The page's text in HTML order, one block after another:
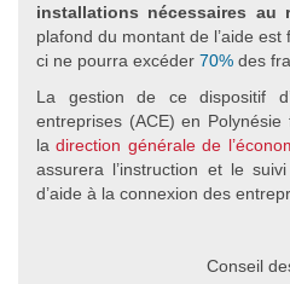
installations nécessaires au
plafond du montant de l’aide est
ci ne pourra excéder 70% des
La gestion de ce dispositif
entreprises (ACE) en
ladirection générale de
assurera l’instruction et le
d’aide à la connexion des
Conseil